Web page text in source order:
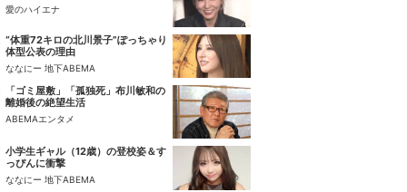
愛のハイエナ
“体重72キロの北川景子”ぽっちゃり
体型公表の理由
ななにー 地下ABEMA
「ゴミ屋敷」「孤独死」布川敏和の
離婚後の絶望生活
ABEMAエンタメ
小学生ギャル（12歳）の登校姿＆す
っぴんに衝撃
ななにー 地下ABEMA